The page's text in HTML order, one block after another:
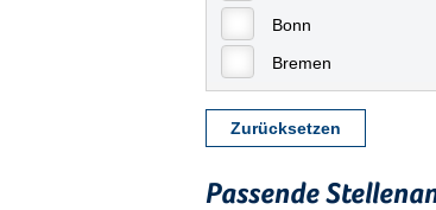
Bonn
Bremen
Celle
Chemnitz
Zurücksetzen
Passende